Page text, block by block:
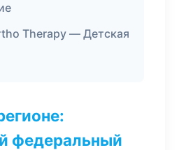
Therapy — Детская
федеральный